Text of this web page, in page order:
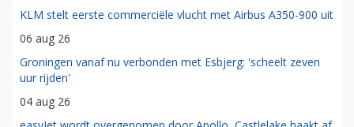
KLM stelt eerste commerciële vlucht met Airbus A350-900 uit
06 aug 26
Groningen vanaf nu verbonden met Esbjerg: 'scheelt zeven
uur rijden'
04 aug 26